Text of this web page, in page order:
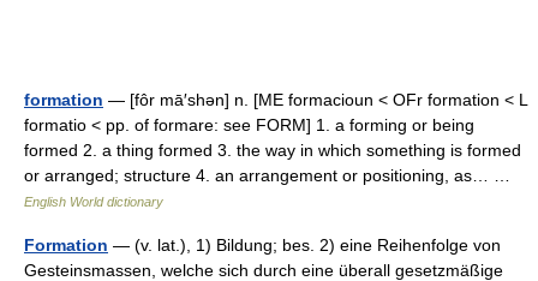
formation — [fôr mā′shən] n. [ME formacioun < OFr formation < L
formatio < pp. of formare: see FORM] 1. a forming or being
formed 2. a thing formed 3. the way in which something is formed
or arranged; structure 4. an arrangement or positioning, as… …
English World dictionary
Formation — (v. lat.), 1) Bildung; bes. 2) eine Reihenfolge von
Gesteinsmassen, welche sich durch eine überall gesetzmäßige